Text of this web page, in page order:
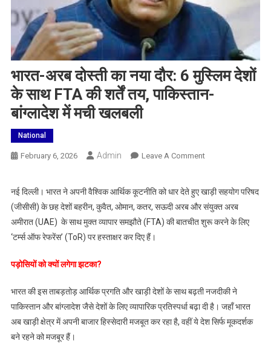
भारत-अरब दोस्ती का नया दौर: 6 मुस्लिम देशों
के साथ FTA की शर्तें तय, पाकिस्तान-
बांग्लादेश में मची खलबली
National
February 6, 2026 Admin Leave A CommentOn
दोस्ती
का
नया
के
साथ
FTA
नई दिल्ली। भारत ने अपनी वैश्विक आर्थिक कूटनीति को धार देते हुए खाड़ी सहयोग परिषद
(जीसीसी) के छह देशों बहरीन, कुवैत, ओमान, कतर, सऊदी अरब और संयुक्त अरब
अमीरात (UAE) के साथ मुक्त व्यापार समझौते (FTA) की बातचीत शुरू करने के लिए
‘टर्म्स ऑफ रेफरेंस’ (ToR) पर हस्ताक्षर कर दिए हैं।
पड़ोसियों को क्यों लगेगा झटका?
​भारत की इस ताबड़तोड़ आर्थिक प्रगति और खाड़ी देशों के साथ बढ़ती नजदीकी ने
पाकिस्तान और बांग्लादेश जैसे देशों के लिए व्यापारिक प्रतिस्पर्धा बढ़ा दी है। जहाँ भारत
अब खाड़ी क्षेत्र में अपनी बाजार हिस्सेदारी मजबूत कर रहा है, वहीं ये देश सिर्फ मूकदर्शक
बने रहने को मजबूर हैं।